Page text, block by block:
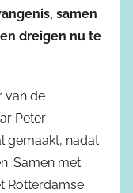
samen
dreigen nu te
van de
Peter
gemaakt, nadat
Samen met
Rotterdamse